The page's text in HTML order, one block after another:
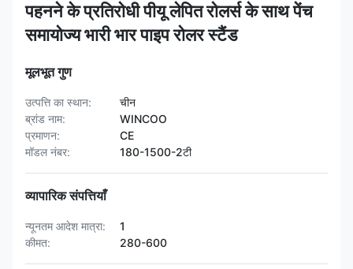
पहनने के प्रतिरोधी पीयू लेपित रोलर्स के साथ पेंच
समायोज्य भारी भार पाइप रोलर स्टैंड
मूलभूत गुण
उत्पत्ति का स्थान:
चीन
ब्रांड नाम:
WINCOO
प्रमाणन:
CE
मॉडल नंबर:
180-1500-2टी
व्यापारिक संपत्तियाँ
न्यूनतम आदेश मात्रा:
1
कीमत:
280-600